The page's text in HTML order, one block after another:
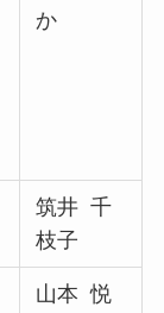
か
筑井 千
枝子
山本 悦